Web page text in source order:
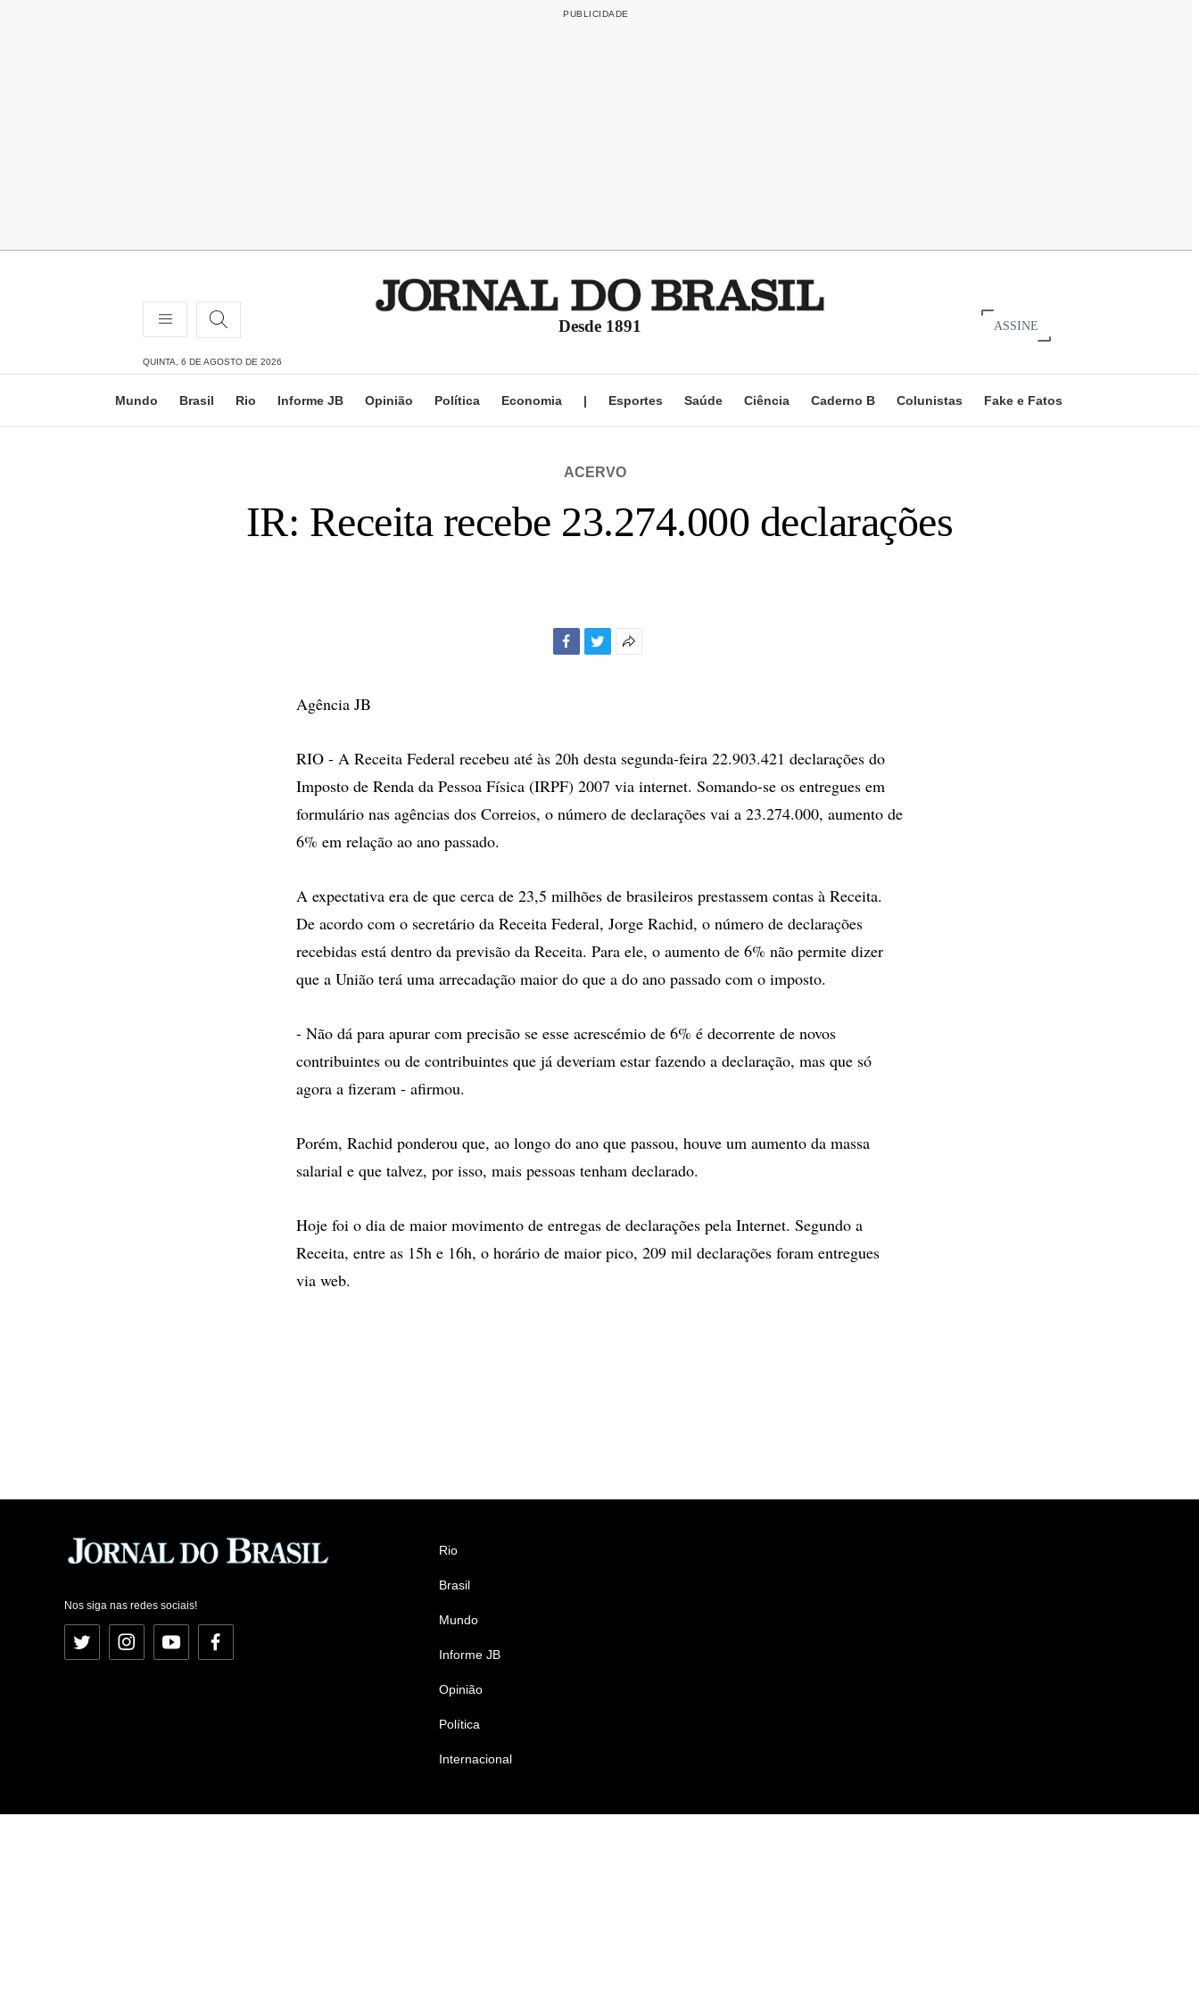
Desde 1891 ASSINE
QUINTA, 6 DE AGOSTO DE 2026
Mundo Brasil Rio Informe JB Opinião Política Economia | Esportes Saúde Ciência Caderno B Colunistas Fake e Fatos
ACERVO
IR: Receita recebe 23.274.000 declarações
Agência JB
RIO - A Receita Federal recebeu até às 20h desta segunda-feira 22.903.421 declarações do
Imposto de Renda da Pessoa Física (IRPF) 2007 via internet. Somando-se os entregues em
formulário nas agências dos Correios, o número de declarações vai a 23.274.000, aumento de
6% em relação ao ano passado.
A expectativa era de que cerca de 23,5 milhões de brasileiros prestassem contas à Receita.
De acordo com o secretário da Receita Federal, Jorge Rachid, o número de declarações
recebidas está dentro da previsão da Receita. Para ele, o aumento de 6% não permite dizer
que a União terá uma arrecadação maior do que a do ano passado com o imposto.
- Não dá para apurar com precisão se esse acrescémio de 6% é decorrente de novos
contribuintes ou de contribuintes que já deveriam estar fazendo a declaração, mas que só
agora a fizeram - afirmou.
Porém, Rachid ponderou que, ao longo do ano que passou, houve um aumento da massa
salarial e que talvez, por isso, mais pessoas tenham declarado.
Hoje foi o dia de maior movimento de entregas de declarações pela Internet. Segundo a
Receita, entre as 15h e 16h, o horário de maior pico, 209 mil declarações foram entregues
via web.
Nos siga nas redes sociais!
Twitter InstagramYouTubeFacebook
Rio
Brasil
Mundo
Informe JB
Opinião
Política
Internacional